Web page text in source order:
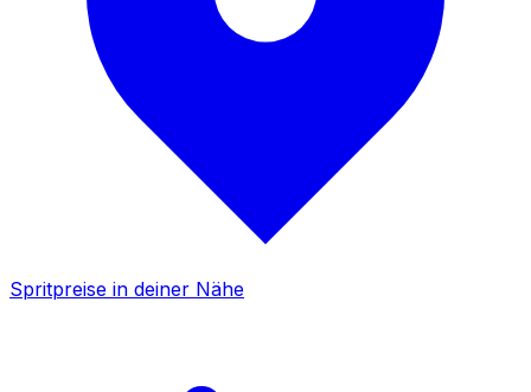
Spritpreise in deiner Nähe